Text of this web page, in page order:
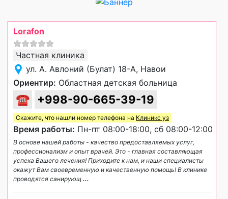
Lorafon
Частная клиника
ул. А. Авлоний (Булат) 18-А, Навои
Ориентир: Областная детская больница
☎ +998-90-665-39-19
Скажите, что нашли номер телефона на Клиникс уз
Время работы: Пн-пт 08:00-18:00, сб 08:00-12:00
В основе нашей работы - качество предоставляемых услуг,
профессионализм и опыт врачей. Это - главная составляющая
успеха Вашего лечения! Приходите к нам, и наши специалисты
окажут Вам своевременную и качественную помощь! В клинике
проводятся санирующ ...